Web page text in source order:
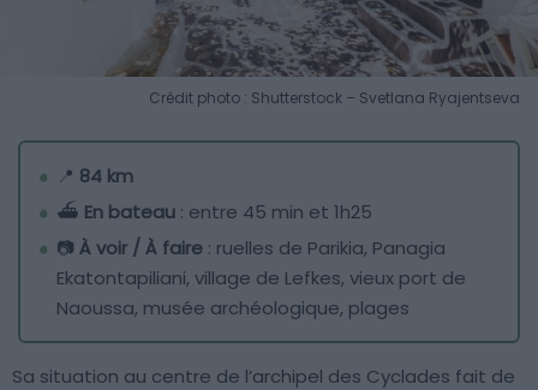
Crédit photo : Shutterstock – Svetlana Ryajentseva
📍 84 km
⛴️ En bateau : entre 45 min et 1h25
📷À voir / À faire : ruelles de Parikia, Panagia
Ekatontapiliani, village de Lefkes, vieux port de
Naoussa, musée archéologique, plages
Sa situation au centre de l’archipel des Cyclades fait de